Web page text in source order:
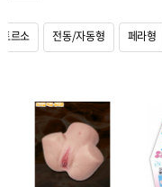
토르소 전동/자동형 페라형